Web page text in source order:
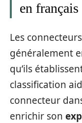
en français
Les
généralement
qu’ils
classification
connecteur
enrichir son